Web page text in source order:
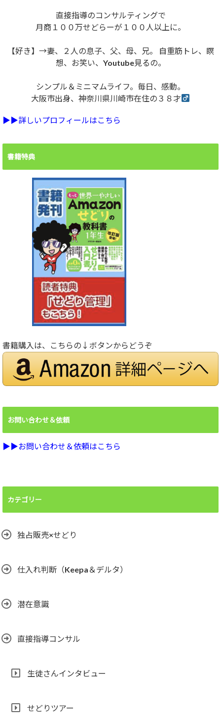
直接指導のコンサルティングで
月商１００万せどらーが１００人以上に。
【好き】→妻、２人の息子、父、母、兄。 自重筋トレ、瞑
想、お笑い、Youtube見るの。
シンプル＆ミニマムライフ。毎日、感動。
大阪市出身、神奈川県川崎市在住の３８才
▶︎▶︎詳しいプロフィールはこちら
書籍特典
書籍購入は、こちらの↓ボタンからどうぞ
お問い合わせ＆依頼
▶︎▶︎お問い合わせ＆依頼はこちら
カテゴリー
独占販売×せどり
仕入れ判断（Keepa＆デルタ）
潜在意識
直接指導コンサル
生徒さんインタビュー
せどりツアー